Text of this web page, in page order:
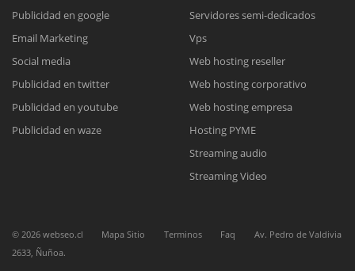
Reunión online
Nuestros ejecutivos le enviarán un correo electrónico con el enlace a
Meet para la reunión online.
Cotización
Chat Online
Todos nuestros ejecutivos están fuera de línea. Complete el formulario
Publicidad en google
Email Marketing
Social media
Publicidad en twitter
Publicidad en youtube
Publicidad en waze
Servidores semi-dedicados
Vps
Web hosting reseller
Web hosting corporativo
Web hosting empresa
Hosting PYME
Streaming audio
Streaming Video
© 2026 webseo.cl Mapa Sitio Terminos Faq
Av. Pedro de Valdivia
2633, Ñuñoa.